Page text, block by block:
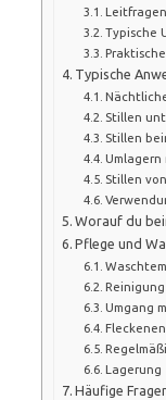
Leitfragen
Typische
Typische
Stillen
Stillen
Umlagern
Stillen
Worauf du
Pflege und
Umgang
Lagerung
Häufige